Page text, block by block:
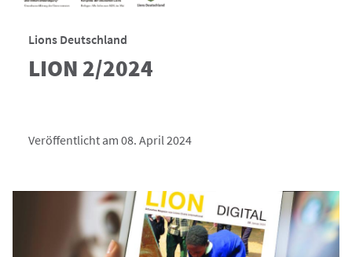
Lions Deutschland
LION 2/2024
Veröffentlicht am 08. April 2024